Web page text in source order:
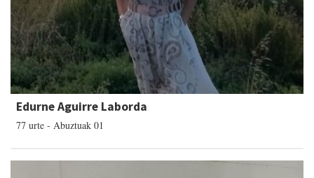
Edurne Aguirre Laborda
77 urte - Abuztuak 01